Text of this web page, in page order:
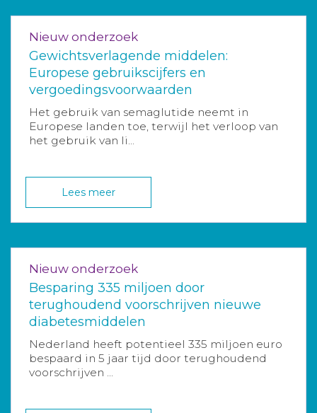
Nieuw onderzoek
Gewichtsverlagende middelen:
Europese gebruikscijfers en
vergoedingsvoorwaarden
Het gebruik van semaglutide neemt in
Europese landen toe, terwijl het verloop van
het gebruik van li...
Lees meer
Nieuw onderzoek
Besparing 335 miljoen door
terughoudend voorschrijven nieuwe
diabetesmiddelen
Nederland heeft potentieel 335 miljoen euro
bespaard in 5 jaar tijd door terughoudend
voorschrijven ...